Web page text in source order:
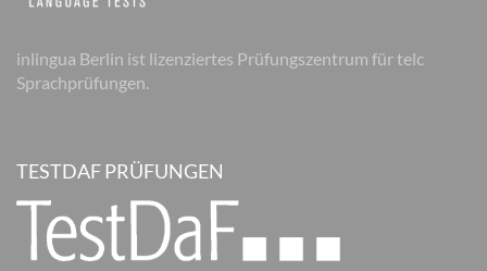
inlingua Berlin ist lizenziertes Prüfungszentrum für telc
Sprachprüfungen.
TESTDAF PRÜFUNGEN